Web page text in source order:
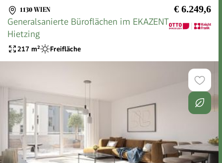
1130 WIEN € 6.249,6
Generalsanierte Büroflächen im EKAZENT
Hietzing
217 m² Freifläche